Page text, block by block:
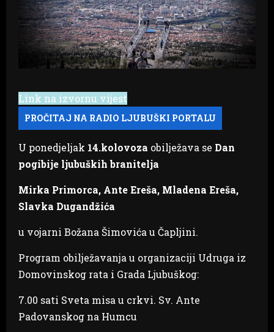
Link na izvornu vijest
U ponedjeljak 14.kolovoza obilježava se Dan
pogibije ljubuških branitelja
Mirka Primorca, Ante Ereša, Mladena Ereša,
Slavka Dugandžića
u vojarni Božana Šimovića u Čapljini.
Program obilježavanja u organizaciji Udruga iz
Domovinskog rata i Grada Ljubuškog:
7.00 sati Sveta misa u crkvi. Sv. Ante
Padovanskog na Humcu